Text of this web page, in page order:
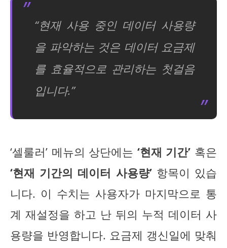
“현재 사용 중인 데이터 사용량
을 파악하는 것은 데이터 요금제
를 효율적으로 관리하는 첫걸음
입니다.”
‘셀룰러’ 메뉴의 상단에는 ‘현재 기간’ 혹은
‘현재 기간의 데이터 사용량’항목이 있습
니다. 이 수치는 사용자가 마지막으로 통
계 재설정을 하고 난 뒤의 누적 데이터 사
용량을 반영합니다. 요금제 갱신일에 맞춰